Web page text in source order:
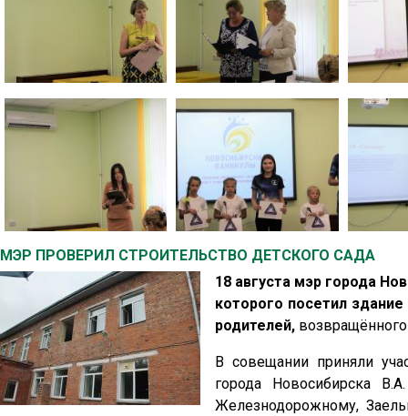
МЭР ПРОВЕРИЛ СТРОИТЕЛЬСТВО ДЕТСКОГО САДА
18 августа мэр города
которого посетил
родителей,
В совещании приняли
города Новосибирска
Железнодорожному,